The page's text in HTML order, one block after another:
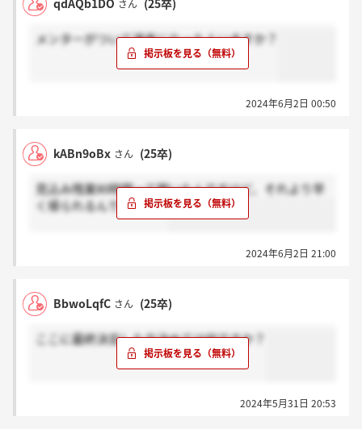
qdAQb1DO さん (25卒)
メンターがついて選考になった人いますか？
2024年6月2日 00:50
kABn9oBx さん (25卒)
見込み残業80時間って聞いたんですけど、それより早
く帰られるんですかね。
2024年6月2日 21:00
BbwoLqfC さん (25卒)
ここに最終決定した方決めては何ですか？
2024年5月31日 20:53